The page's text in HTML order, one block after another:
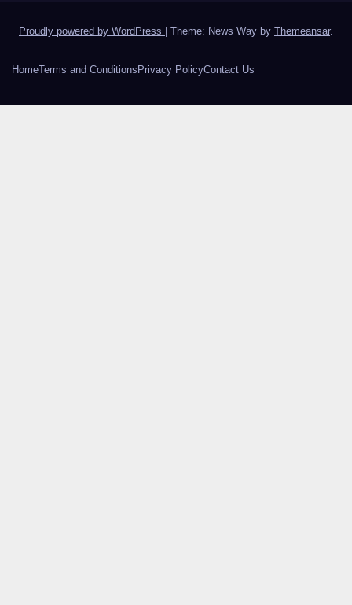
Proudly powered by WordPress Theme: News Way by Themeansar.
HomeTerms and ConditionsPrivacy PolicyContact Us